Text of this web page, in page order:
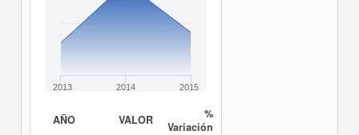
2013 2014 2015
AÑO VALOR
%
Variación